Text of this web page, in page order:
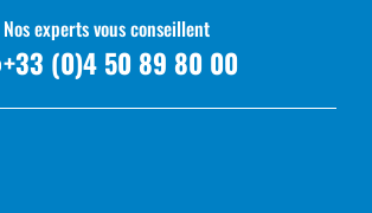
Nos experts vous conseillent
+33 (0)4 50 89 80 00